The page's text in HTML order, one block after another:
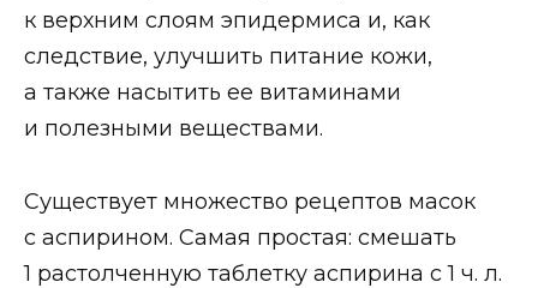
к верхним слоям эпидермиса и, как
следствие, улучшить питание кожи,
а также насытить ее витаминами
и полезными веществами.
Существует множество рецептов масок
с аспирином. Самая простая: смешать
1 растолченную таблетку аспирина с 1 ч. л.